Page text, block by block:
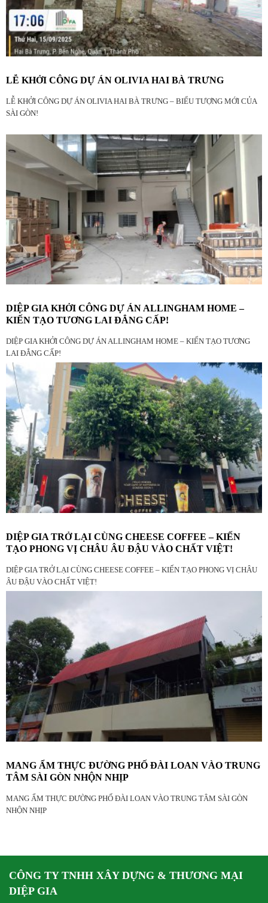
LỄ KHỞI CÔNG DỰ ÁN OLIVIA HAI BÀ TRƯNG
LỄ KHỞI CÔNG DỰ ÁN OLIVIA HAI BÀ TRƯNG – BIỂU TƯỢNG MỚI CỦA
SÀI GÒN!
DIỆP GIA KHỞI CÔNG DỰ ÁN ALLINGHAM HOME –
KIẾN TẠO TƯƠNG LAI ĐẲNG CẤP!
DIỆP GIA KHỞI CÔNG DỰ ÁN ALLINGHAM HOME – KIẾN TẠO TƯƠNG
LAI ĐẲNG CẤP!
DIỆP GIA TRỞ LẠI CÙNG CHEESE COFFEE – KIẾN
TẠO PHONG VỊ CHÂU ÂU ĐẬU VÀO CHẤT VIỆT!
DIỆP GIA TRỞ LẠI CÙNG CHEESE COFFEE – KIẾN TẠO PHONG VỊ CHÂU
ÂU ĐẬU VÀO CHẤT VIỆT!
MANG ẨM THỰC ĐƯỜNG PHỐ ĐÀI LOAN VÀO TRUNG
TÂM SÀI GÒN NHỘN NHỊP
MANG ẨM THỰC ĐƯỜNG PHỐ ĐÀI LOAN VÀO TRUNG TÂM SÀI GÒN
NHỘN NHỊP
CÔNG TY TNHH XÂY DỰNG & THƯƠNG MẠI
DIỆP GIA